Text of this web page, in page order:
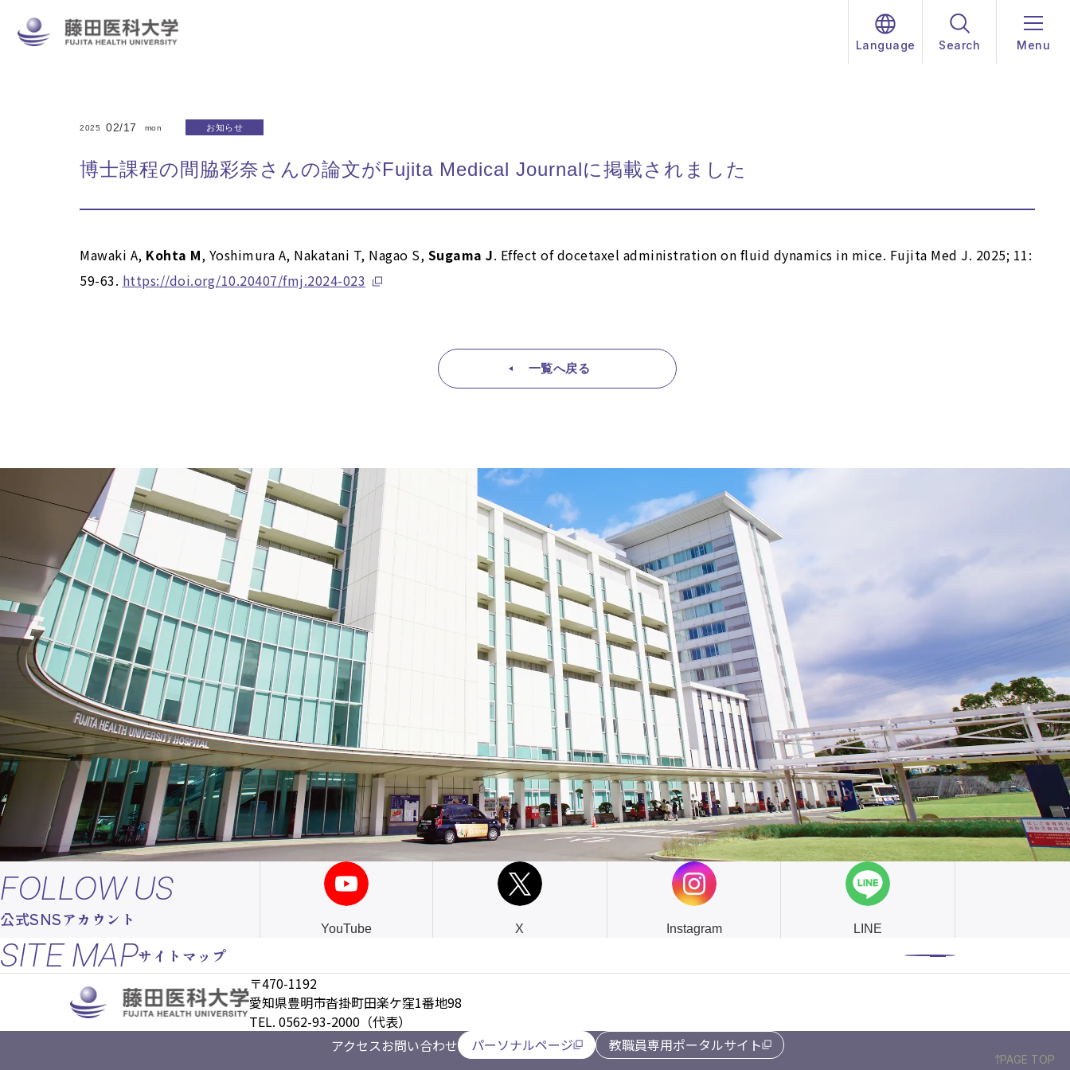
Language Search Menu
2025 02/17 mon お知らせ
博士課程の間脇彩奈さんの論文がFujita Medical Journalに掲載されました
Mawaki A, Kohta M, Yoshimura A, Nakatani T, Nagao S, Sugama J. Effect of docetaxel administration on fluid dynamics in mice. Fujita Med J. 2025; 11:
59-63. https://doi.org/10.20407/fmj.2024-023
一覧へ戻る
FOLLOW US
公式SNSアカウント YouTube X Instagram LINE
SITE MAPサイトマップ
〒470-1192
愛知県豊明市沓掛町田楽ケ窪1番地98
TEL. 0562-93-2000（代表）
アクセスお問い合わせ パーソナルページ 教職員専用ポータルサイト
PAGE TOP